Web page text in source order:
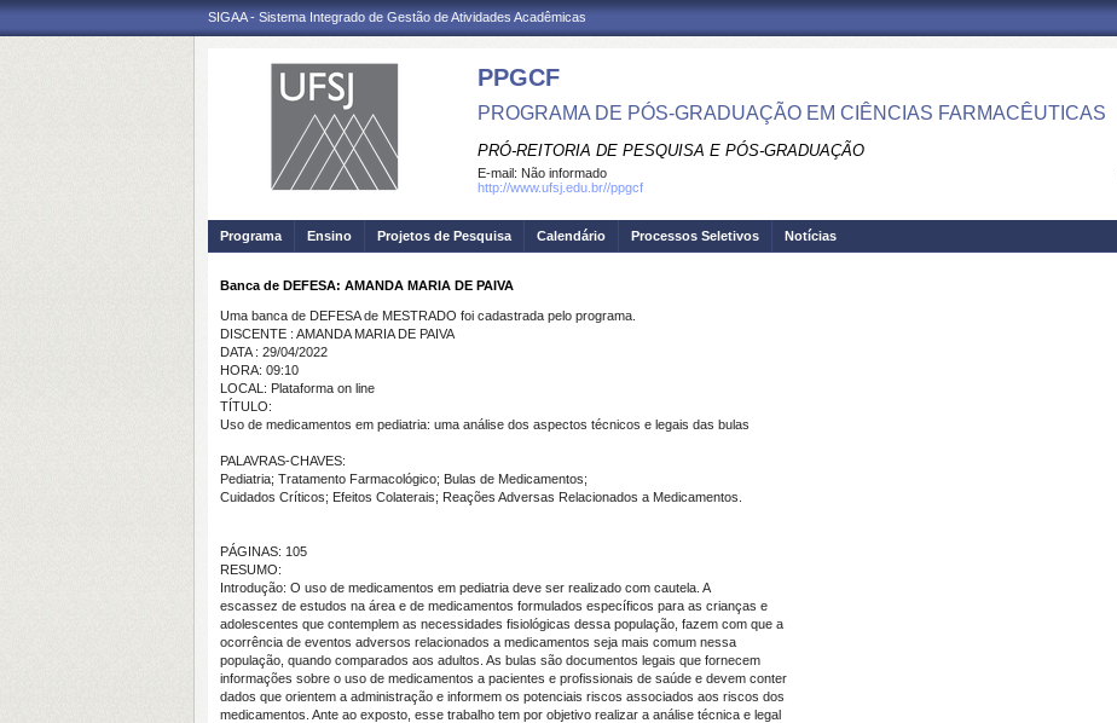
SIGAA - Sistema Integrado de Gestão de Atividades Acadêmicas
PPGCF
PROGRAMA DE PÓS-GRADUAÇÃO EM CIÊNCIAS FARMACÊUTICAS
PRÓ-REITORIA DE PESQUISA E PÓS-GRADUAÇÃO
E-mail: Não informado
http://www.ufsj.edu.br//ppgcf
Programa Ensino Projetos de Pesquisa Calendário Processos Seletivos Notícias
Banca de DEFESA: AMANDA MARIA DE PAIVA
Uma banca de DEFESA de MESTRADO foi cadastrada pelo programa.
DISCENTE : AMANDA MARIA DE PAIVA
DATA : 29/04/2022
HORA: 09:10
LOCAL: Plataforma on line
TÍTULO:
Uso de medicamentos em pediatria: uma análise dos aspectos técnicos e legais das bulas
PALAVRAS-CHAVES:
Pediatria; Tratamento Farmacológico; Bulas de Medicamentos;
Cuidados Críticos; Efeitos Colaterais; Reações Adversas Relacionados a Medicamentos.
PÁGINAS: 105
RESUMO:
Introdução: O uso de medicamentos em pediatria deve ser realizado com cautela. A
escassez de estudos na área e de medicamentos formulados específicos para as crianças e
adolescentes que contemplem as necessidades fisiológicas dessa população, fazem com que a
ocorrência de eventos adversos relacionados a medicamentos seja mais comum nessa
população, quando comparados aos adultos. As bulas são documentos legais que fornecem
informações sobre o uso de medicamentos a pacientes e profissionais de saúde e devem conter
dados que orientem a administração e informem os potenciais riscos associados aos riscos dos
medicamentos. Ante ao exposto, esse trabalho tem por objetivo realizar a análise técnica e legal